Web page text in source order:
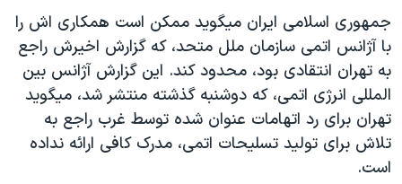
اصلی
جهش
به
جستجو
ورزشی
گزیده‌ها
ویژه برنامه‌ها
ویدیوها
فرهنگ و زندگی
صفحه‌های ویژه
جام جهانی ۲۰۲۶
عملیات خشم حماسی
۲۵۰سالگی آمریکا
بایگانی برنامه‌های تلویزیونی
مستندها
فرکانس‌های صدای آمریکا
پخش رادیویی
یادگیری زبان انگلیسی
دنبال کنید
جمهوری اسلامی ايران ميگويد ممکن است همکاری اش را
با آژانس اتمی سازمان ملل متحد، که گزارش اخيرش راجع
به تهران انتقادی بود، محدود کند. اين گزارش آژانس بين
المللی انرژی اتمی، که دوشنبه گذشته منتشر شد، ميگويد
تهران برای رد اتهامات عنوان شده توسط غرب راجع به
تلاش برای توليد تسليحات اتمی، مدرک کافی ارائه نداده
است.